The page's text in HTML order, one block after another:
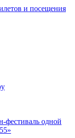
и посещения
одной